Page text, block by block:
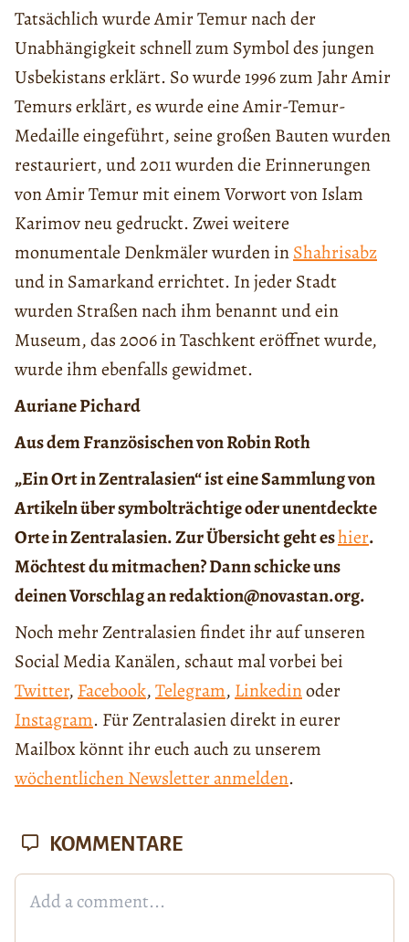
Tatsächlich wurde Amir Temur nach der
Unabhängigkeit schnell zum Symbol des jungen
Usbekistans erklärt. So wurde 1996 zum Jahr Amir
Temurs erklärt, es wurde eine Amir-Temur-
Medaille eingeführt, seine großen Bauten wurden
restauriert, und 2011 wurden die Erinnerungen
von Amir Temur mit einem Vorwort von Islam
Karimov neu gedruckt. Zwei weitere
monumentale Denkmäler wurden inShahrisabz
und in Samarkand errichtet. In jeder Stadt
wurden Straßen nach ihm benannt und ein
Museum, das 2006 in Taschkent eröffnet wurde,
wurde ihm ebenfalls gewidmet.
Auriane Pichard
Aus dem Französischen von Robin Roth
„Ein Ort in Zentralasien“ ist eine Sammlung von
Artikeln über symbolträchtige oder unentdeckte
Orte in Zentralasien. Zur Übersicht geht eshier.
Möchtest du mitmachen? Dann schicke uns
deinen Vorschlag an redaktion@novastan.org.
Noch mehr Zentralasien findet ihr auf unseren
Social Media Kanälen, schaut mal vorbei bei
Twitter, Facebook,Telegram, Linkedinoder
Instagram. Für Zentralasien direkt in eurer
Mailbox könnt ihr euch auch zu unserem
wöchentlichen Newsletter anmelden.
KOMMENTARE